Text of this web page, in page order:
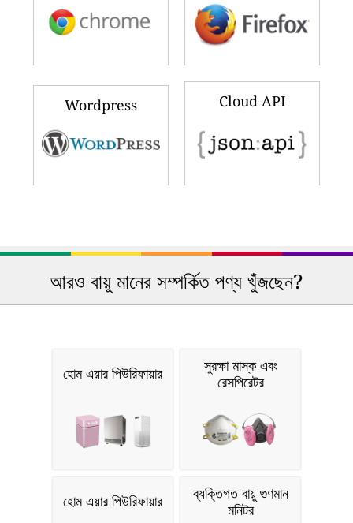
Wordpress Cloud API
আরও বায়ু মানের সম্পর্কিত পণ্য খুঁজছেন?
হোম এয়ার পিউরিফায়ার
সুরক্ষা মাস্ক এবং
রেসপিরেটর
হোম এয়ার পিউরিফায়ার
ব্যক্তিগত বায়ু গুণমান
মনিটর